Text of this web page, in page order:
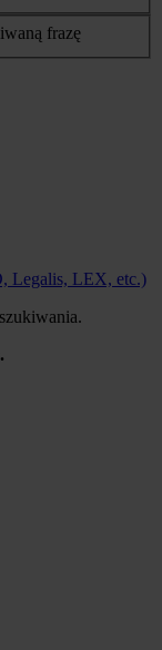
frazę
Legalis, LEX, etc.)